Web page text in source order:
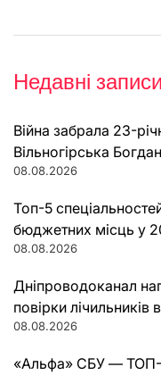
Недавні записи
Війна забрала 23-
Вільногірська
08.08.2026
Топ-5
бюджетних місць у
08.08.2026
Дніпроводоканал
повірки лічильників
08.08.2026
«Альфа» СБУ — ТОП-1